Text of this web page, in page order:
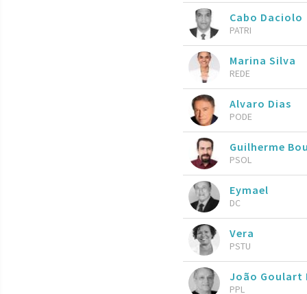
Cabo Daciolo
PATRI
Marina Silva
REDE
Alvaro Dias
PODE
Guilherme
PSOL
Eymael
DC
Vera
PSTU
João Goulart
PPL